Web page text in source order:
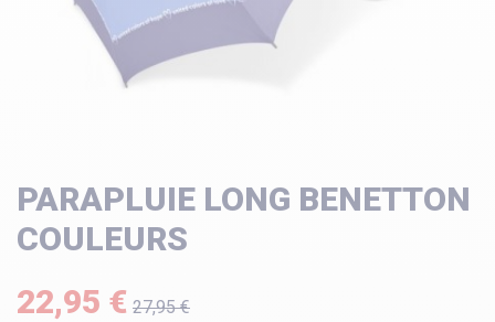
PARAPLUIE LONG BENETTON
COULEURS
22,95 € 27,95 €